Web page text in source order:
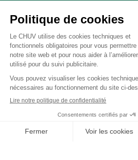
Cookies
(opens in a new window)
(opens in a new
Last updated on 16/03/2026 at